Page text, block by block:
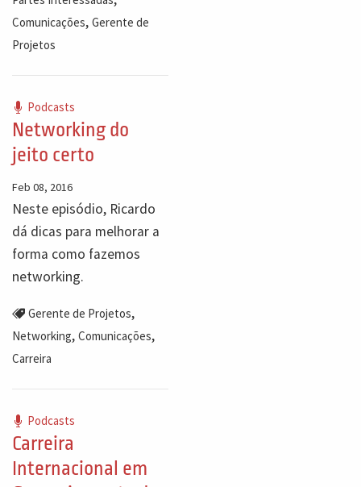
Comunicações, Gerente de
Projetos
Podcasts
Networking do
jeito certo
Feb 08, 2016
Neste episódio, Ricardo
dá dicas para melhorar a
forma como fazemos
networking.
Gerente de Projetos,
Networking, Comunicações,
Carreira
Podcasts
Carreira
Internacional em